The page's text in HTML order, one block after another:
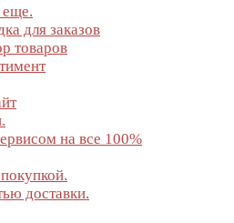
еще.
для заказов
товаров
на все 100%
доставки.